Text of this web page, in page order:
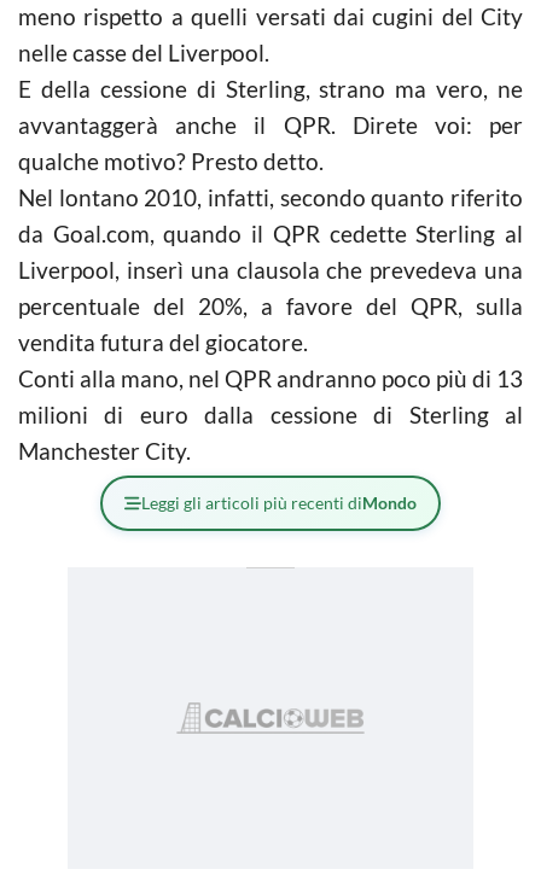
meno rispetto a quelli versati dai cugini del City
nelle casse del Liverpool.
E della cessione di Sterling, strano ma vero, ne
avvantaggerà anche il QPR. Direte voi: per
qualche motivo? Presto detto.
Nel lontano 2010, infatti, secondo quanto riferito
da Goal.com, quando il QPR cedette Sterling al
Liverpool, inserì una clausola che prevedeva una
percentuale del 20%, a favore del QPR, sulla
vendita futura del giocatore.
Conti alla mano, nel QPR andranno poco più di 13
milioni di euro dalla cessione di Sterling al
Manchester City.
Leggi gli articoli più recenti diMondo